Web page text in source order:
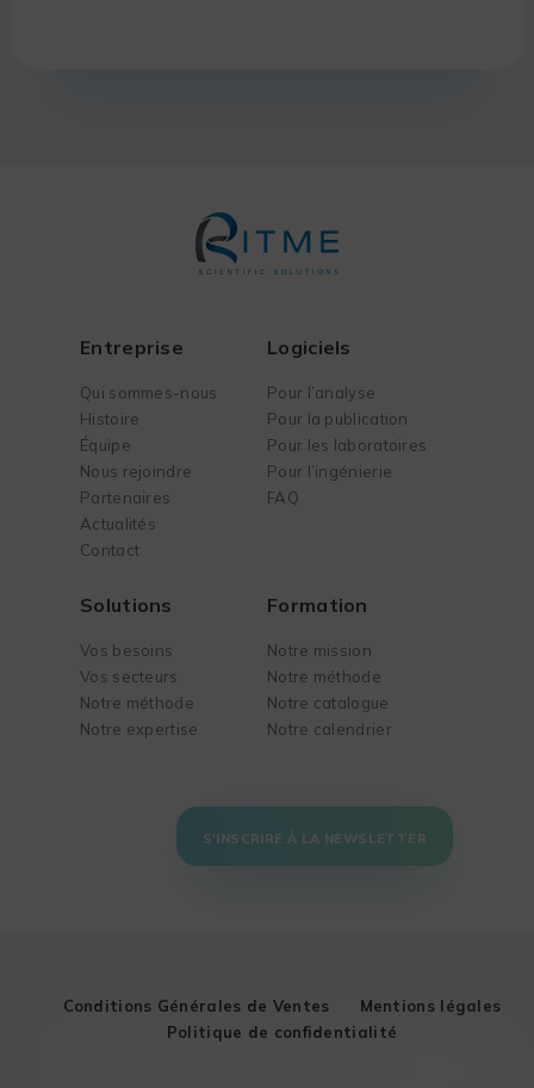
Entreprise
Qui sommes-nous
Histoire
Équipe
Nous rejoindre
Partenaires
Actualités
Contact
Logiciels
Pour l’analyse
Pour la publication
Pour les laboratoires
Pour l’ingénierie
FAQ
Solutions
Vos besoins
Vos secteurs
Notre méthode
Notre expertise
Formation
Notre mission
Notre méthode
Notre catalogue
Notre calendrier
S'INSCRIRE À LA NEWSLETTER
Conditions Générales de Ventes
Mentions légales
Politique de confidentialité